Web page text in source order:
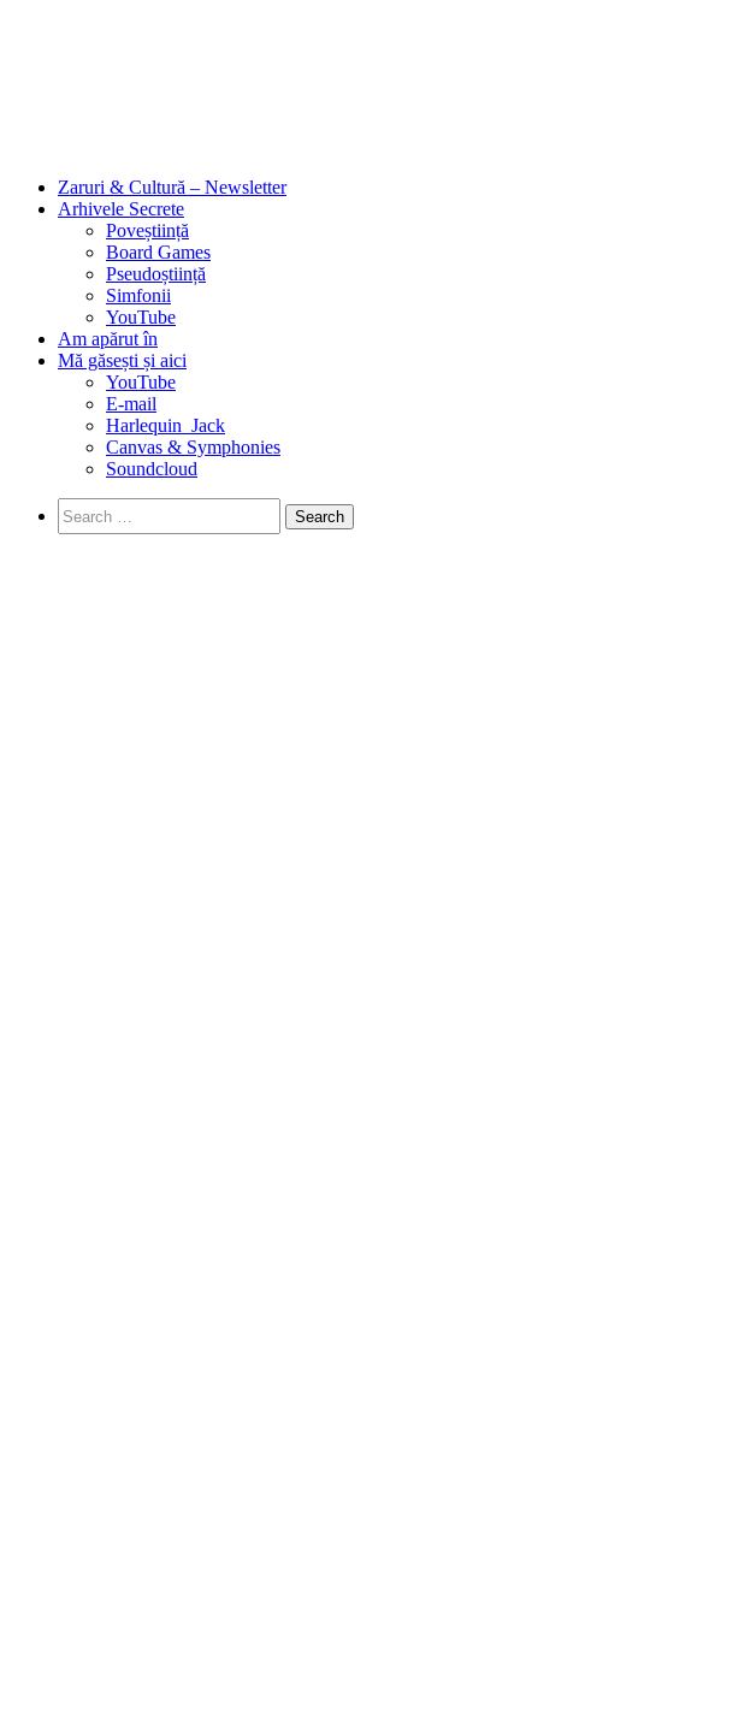
Zaruri & Cultură – Newsletter
Arhivele Secrete
Poveștiință
Board Games
Pseudoștiință
Simfonii
YouTube
Am apărut în
Mă găsești și aici
YouTube
E-mail
Harlequin_Jack
Canvas & Symphonies
Soundcloud
for: